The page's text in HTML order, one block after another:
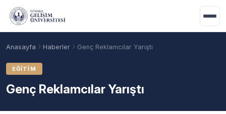
Ana içeriğe geç
Anasayfa Haberler Genç Reklamcılar Yarıştı
EĞITIM
Genç Reklamcılar Yarıştı